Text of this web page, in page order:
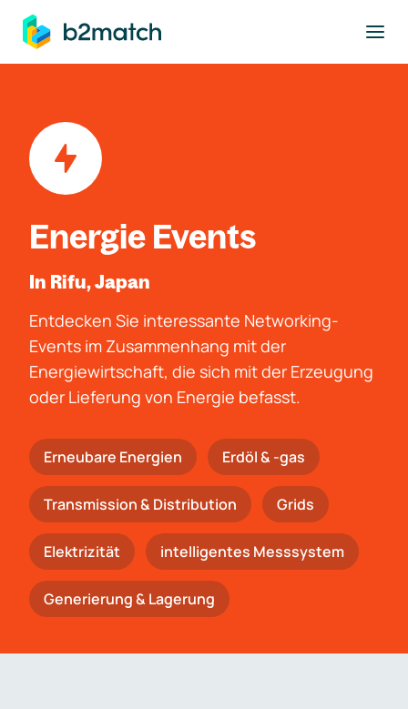
springen
Energie Events
In Rifu, Japan
Entdecken Sie interessante Networking-
Events im Zusammenhang mit der
Energiewirtschaft, die sich mit der Erzeugung
oder Lieferung von Energie befasst.
Erneubare Energien Erdöl & -gas
Trans­mis­si­on & Distribution Grids
Elektrizität intelligentes Messsystem
Generierung & Lagerung